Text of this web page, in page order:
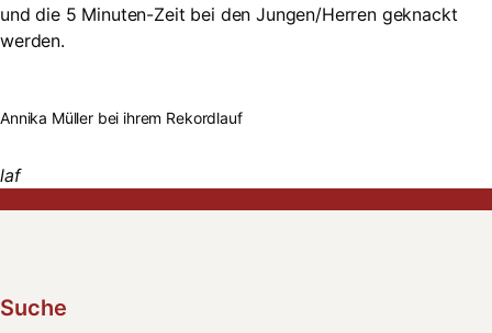
und die 5 Minuten-Zeit bei den Jungen/Herren geknackt
werden.
Annika Müller bei ihrem Rekordlauf
laf
Suche